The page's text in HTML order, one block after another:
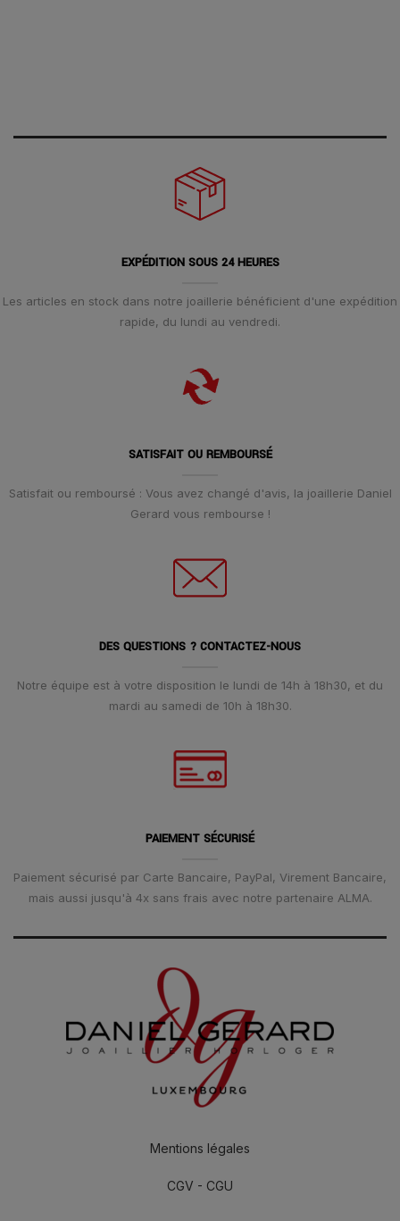
EXPÉDITION SOUS 24 HEURES
Les articles en stock dans notre joaillerie bénéficient d'une expédition
rapide, du lundi au vendredi.
SATISFAIT OU REMBOURSÉ
Satisfait ou remboursé : Vous avez changé d'avis, la joaillerie Daniel
Gerard vous rembourse !
DES QUESTIONS ? CONTACTEZ-NOUS
Notre équipe est à votre disposition le lundi de 14h à 18h30, et du
mardi au samedi de 10h à 18h30.
PAIEMENT SÉCURISÉ
Paiement sécurisé par Carte Bancaire, PayPal, Virement Bancaire,
mais aussi jusqu'à 4x sans frais avec notre partenaire ALMA.
Mentions légales
CGV - CGU